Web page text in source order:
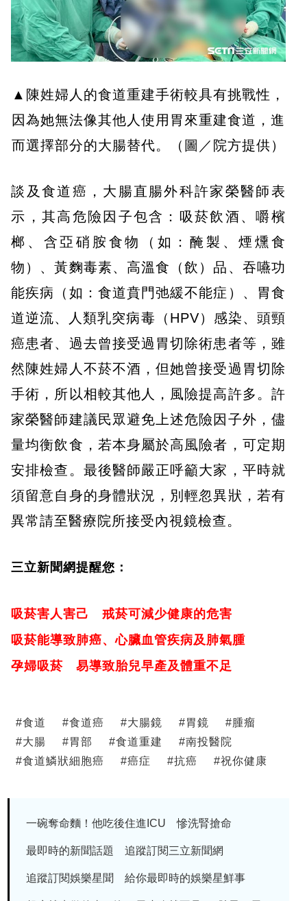
▲陳姓婦人的食道重建手術較具有挑戰性，
因為她無法像其他人使用胃來重建食道，進
而選擇部分的大腸替代。（圖／院方提供）
談及食道癌，大腸直腸外科許家榮醫師表
示，其高危險因子包含：吸菸飲酒、嚼檳
榔、含亞硝胺食物（如：醃製、煙燻食
物）、黃麴毒素、高溫食（飲）品、吞嚥功
能疾病（如：食道賁門弛緩不能症）、胃食
道逆流、人類乳突病毒（HPV）感染、頭頸
癌患者、過去曾接受過胃切除術患者等，雖
然陳姓婦人不菸不酒，但她曾接受過胃切除
手術，所以相較其他人，風險提高許多。許
家榮醫師建議民眾避免上述危險因子外，儘
量均衡飲食，若本身屬於高風險者，可定期
安排檢查。最後醫師嚴正呼籲大家，平時就
須留意自身的身體狀況，別輕忽異狀，若有
異常請至醫療院所接受內視鏡檢查。
三立新聞網提醒您：
吸菸害人害己 戒菸可減少健康的危害
吸菸能導致肺癌、心臟血管疾病及肺氣腫
孕婦吸菸 易導致胎兒早產及體重不足
#食道 #食道癌 #大腸鏡 #胃鏡 #腫瘤
#大腸 #胃部 #食道重建 #南投醫院
#食道鱗狀細胞癌 #癌症 #抗癌 #祝你健康
一碗奪命麵！他吃後住進ICU 慘洗腎搶命
最即時的新聞話題 追蹤訂閱三立新聞網
追蹤訂閱娛樂星聞 給你最即時的娛樂星鮮事